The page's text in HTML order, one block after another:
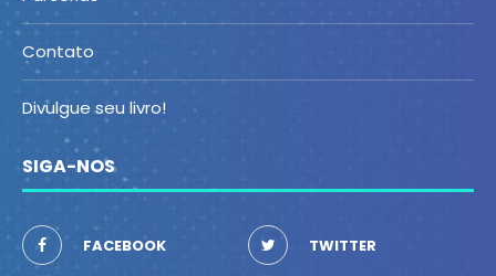
Contato
Divulgue seu livro!
SIGA-NOS
FACEBOOK TWITTER